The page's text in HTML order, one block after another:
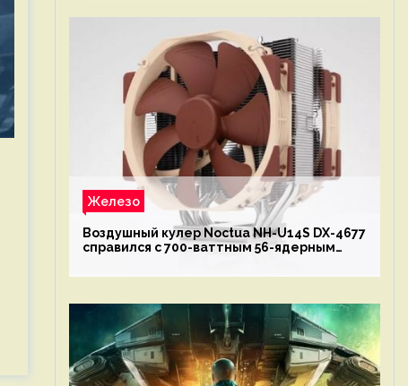
Железо
Воздушный кулер Noctua NH-U14S DX-4677
справился с 700-ваттным 56-ядерным